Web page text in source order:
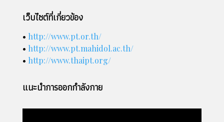
เว็บไซต์ที่เกี่ยวข้อง
• http://www.pt.or.th/
• http://www.pt.mahidol.ac.th/
• http://www.thaipt.org/
แนะนำการออกกำลังกาย